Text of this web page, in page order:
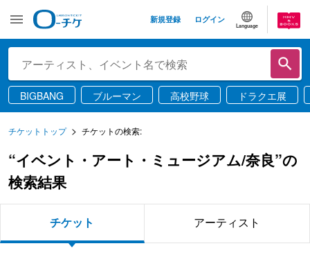
新規登録 ログイン
Language
BIGBANG ブルーマン 高校野球 ドラクエ展
チケットトップ チケットの検索:
“イベント・アート・ミュージアム/奈良”の
検索結果
チケット アーティスト